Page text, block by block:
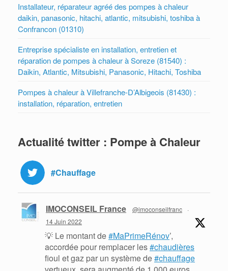
Installateur, réparateur agréé des pompes à chaleur
daikin, panasonic, hitachi, atlantic, mitsubishi, toshiba à
Confrancon (01310)
Entreprise spécialiste en installation, entretien et
réparation de pompes à chaleur à Soreze (81540) :
Daikin, Atlantic, Mitsubishi, Panasonic, Hitachi, Toshiba
Pompes à chaleur à Villefranche-D’Albigeois (81430) :
installation, réparation, entretien
Actualité twitter : Pompe à Chaleur
#Chauffage
IMOCONSEIL France @imoconseilfranc
·
14 Juin 2022
💡 Le montant de#MaPrimeRénov’,
accordée pour remplacer les#chaudières
fioul et gaz par un système de#chauffage